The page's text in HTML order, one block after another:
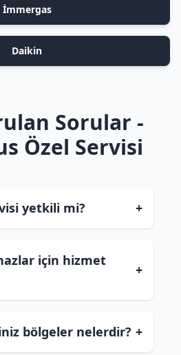
İmmergas
Daikin
Sorular -
Özel Servisi
yetkili mi? +
için hizmet
+
bölgeler nelerdir? +